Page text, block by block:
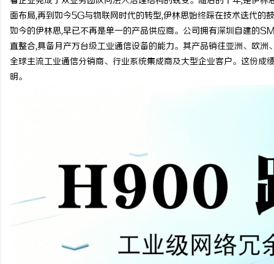
面布局,再到如今5G与物联网时代的转型,伊林思始终踩在技术迭代的
如今的伊林思,早已不再是单一的产品供应商。公司拥有深圳自建的
直整合,具备月产万台级工业通信设备的能力。其产品销往亚洲、欧
全球主流工业通信分销商、行业系统集成商及大型企业客户。这份
明。